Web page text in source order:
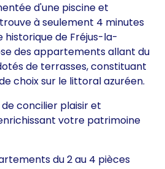
d'une piscine et
à seulement 4 minutes
de Fréjus-la-
des appartements allant du
de terrasses, constituant
choix sur le littoral azuréen.
concilier plaisir et
votre patrimoine
du 2 au 4 pièces